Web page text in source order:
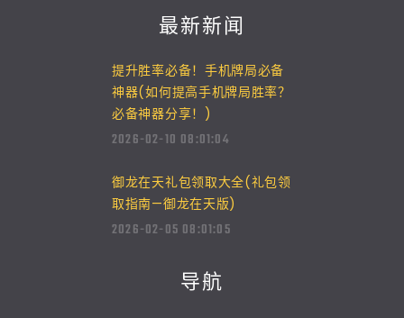
最新新闻
提升胜率必备！手机牌局必备
神器(如何提高手机牌局胜率？
必备神器分享！)
2026-02-10 08:01:04
御龙在天礼包领取大全(礼包领
取指南—御龙在天版)
2026-02-05 08:01:05
导航